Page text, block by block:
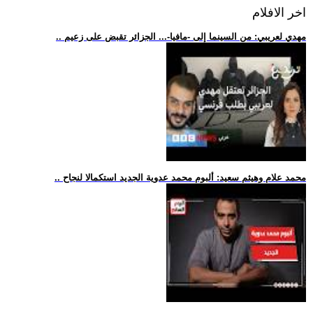
اخر الافلام
.. مهدي لعريبي: من السينما إلى -مافيا-... الجزائر تقبض على زعيم
.. محمد علام وهيثم سعيد: ألبوم محمد عدوية الجديد استكمالا لنجاح